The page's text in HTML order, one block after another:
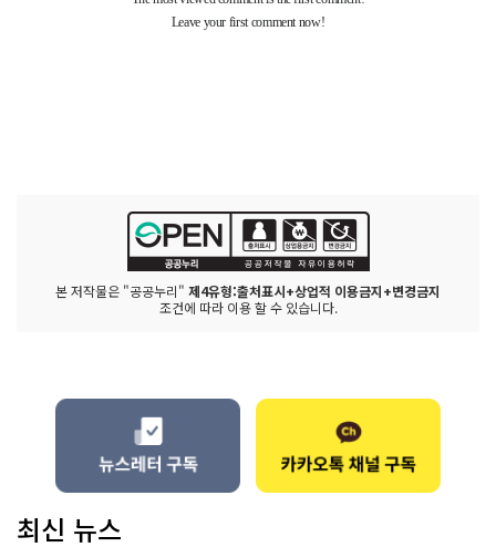
본 저작물은 "공공누리" 제4유형:출처표시+상업적 이용금지+변경금지
조건에 따라 이용 할 수 있습니다.
최신 뉴스